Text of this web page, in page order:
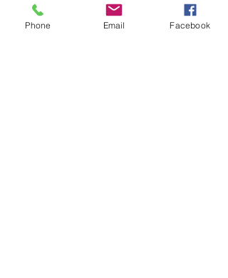
Phone Email Facebook